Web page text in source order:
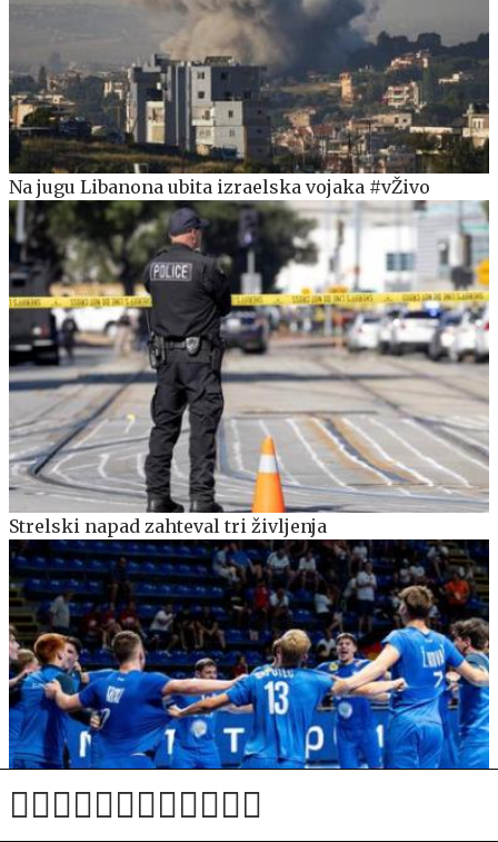
Na jugu Libanona ubita izraelska vojaka #vŽivo
Strelski napad zahteval tri življenja